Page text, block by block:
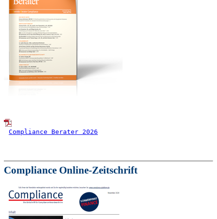
Compliance Berater 2026
Compliance Online-Zeitschrift